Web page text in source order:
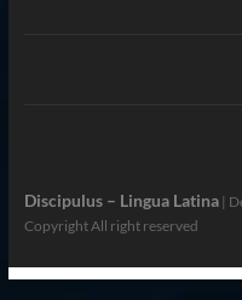
Discipulus – Lingua Latina|
Copyright All right reserved